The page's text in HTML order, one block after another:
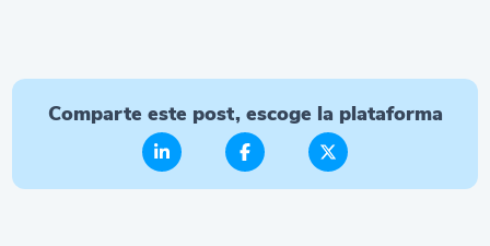
Comparte este post, escoge la plataforma